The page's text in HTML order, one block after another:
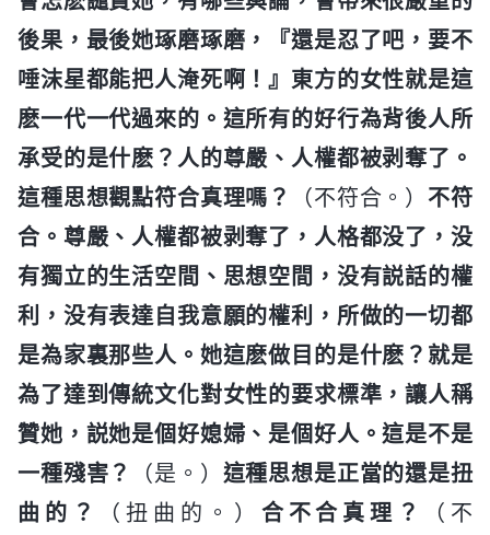
後果，最後她琢磨琢磨，『還是忍了吧，要不
唾沫星都能把人淹死啊！』東方的女性就是這
麽一代一代過來的。這所有的好行為背後人所
承受的是什麽？人的尊嚴、人權都被剥奪了。
這種思想觀點符合真理嗎？
（不符合。）不符
合。尊嚴、人權都被剥奪了，人格都没了，没
有獨立的生活空間、思想空間，没有説話的權
利，没有表達自我意願的權利，所做的一切都
是為家裏那些人。她這麽做目的是什麽？就是
為了達到傳統文化對女性的要求標準，讓人稱
贊她，説她是個好媳婦、是個好人。這是不是
一種殘害？
（是。） 這種思想是正當的還是扭
曲的？
（扭曲的。） 合不合真理？
（不